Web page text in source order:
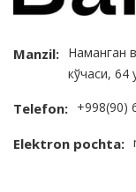
Manzil: Наманган
кўчаси, 64
Telefon: +998(90)
Elektron pochta: